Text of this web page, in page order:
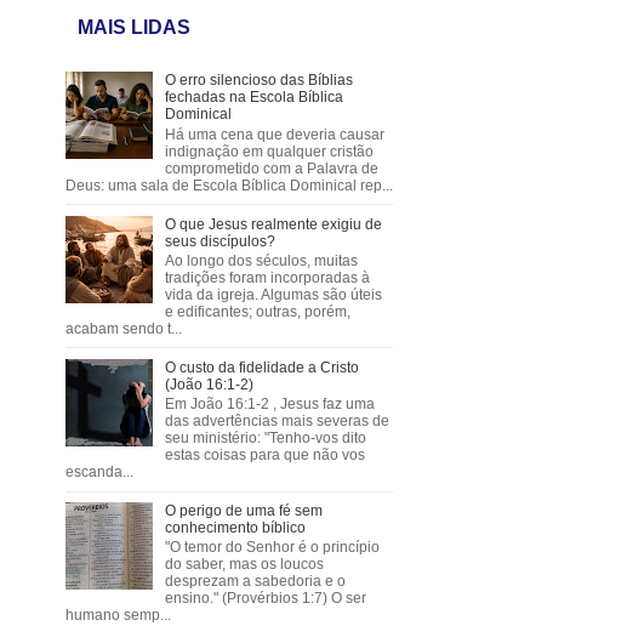
MAIS LIDAS
O erro silencioso das Bíblias
fechadas na Escola Bíblica
Dominical
Há uma cena que deveria causar
indignação em qualquer cristão
comprometido com a Palavra de
Deus: uma sala de Escola Bíblica Dominical rep...
O que Jesus realmente exigiu de
seus discípulos?
Ao longo dos séculos, muitas
tradições foram incorporadas à
vida da igreja. Algumas são úteis
e edificantes; outras, porém,
acabam sendo t...
O custo da fidelidade a Cristo
(João 16:1-2)
Em João 16:1-2 , Jesus faz uma
das advertências mais severas de
seu ministério: "Tenho-vos dito
estas coisas para que não vos
escanda...
O perigo de uma fé sem
conhecimento bíblico
"O temor do Senhor é o princípio
do saber, mas os loucos
desprezam a sabedoria e o
ensino." (Provérbios 1:7) O ser
humano semp...